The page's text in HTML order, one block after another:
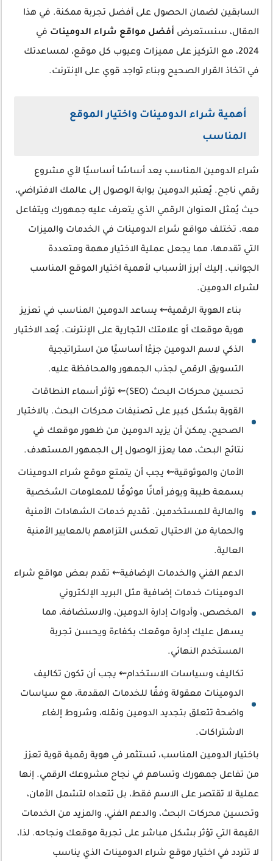
السابقين لضمان الحصول على أفضل تجربة ممكنة. في هذا
المقال، سنستعرض أفضل مواقع شراء الدومينات في
2024، مع التركيز على مميزات وعيوب كل موقع، لمساعدتك
في اتخاذ القرار الصحيح وبناء تواجد قوي على الإنترنت.
أهمية شراء الدومينات واختيار الموقع
المناسب
شراء الدومين المناسب يعد أساسًا أساسيًا لأي مشروع
رقمي ناجح. يُعتبر الدومين بوابة الوصول إلى عالمك الافتراضي،
حيث يُمثل العنوان الرقمي الذي يتعرف عليه جمهورك ويتفاعل
معه. تختلف مواقع شراء الدومينات في الخدمات والميزات
التي تقدمها، مما يجعل عملية الاختيار مهمة ومتعددة
الجوانب. إليك أبرز الأسباب لأهمية اختيار الموقع المناسب
لشراء الدومين.
بناء الهوية الرقمية⇜ يساعد الدومين المناسب في تعزيز
هوية موقعك أو علامتك التجارية على الإنترنت. يُعد الاختيار
الذكي لاسم الدومين جزءًا أساسيًا من استراتيجية
التسويق الرقمي لجذب الجمهور والمحافظة عليه.
تحسين محركات البحث (SEO)⇜ تؤثر أسماء النطاقات
القوية بشكل كبير على تصنيفات محركات البحث. بالاختيار
الصحيح، يمكن أن يزيد الدومين من ظهور موقعك في
نتائج البحث، مما يعزز الوصول إلى الجمهور المستهدف.
الأمان والموثوقية⇜ يجب أن يتمتع موقع شراء الدومينات
بسمعة طيبة ويوفر أمانًا موثوقًا للمعلومات الشخصية
والمالية للمستخدمين. تقديم خدمات الشهادات الأمنية
والحماية من الاحتيال تعكس التزامهم بالمعايير الأمنية
العالية.
الدعم الفني والخدمات الإضافية⇜ تقدم بعض مواقع شراء
الدومينات خدمات إضافية مثل البريد الإلكتروني
المخصص، وأدوات إدارة الدومين، والاستضافة، مما
يسهل عليك إدارة موقعك بكفاءة ويحسن تجربة
المستخدم النهائي.
تكاليف وسياسات الاستخدام⇜ يجب أن تكون تكاليف
الدومينات معقولة وفقًا للخدمات المقدمة، مع سياسات
واضحة تتعلق بتجديد الدومين ونقله، وشروط إلغاء
الاشتراكات.
باختيار الدومين المناسب، تستثمر في هوية رقمية قوية تعزز
من تفاعل جمهورك وتساهم في نجاح مشروعك الرقمي. إنها
عملية لا تقتصر على الاسم فقط، بل تتعداه لتشمل الأمان،
وتحسين محركات البحث، والدعم الفني، والمزيد من الخدمات
القيمة التي تؤثر بشكل مباشر على تجربة موقعك ونجاحه. لذا،
لا تتردد في اختيار موقع شراء الدومينات الذي يناسب